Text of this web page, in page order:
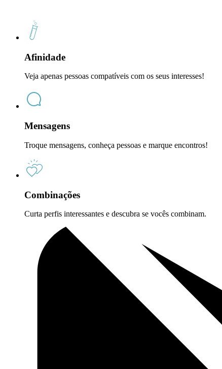
Afinidade
Veja apenas pessoas compatíveis com os seus interesses!
Mensagens
Troque mensagens, conheça pessoas e marque encontros!
Combinações
Curta perfis interessantes e descubra se vocês combinam.